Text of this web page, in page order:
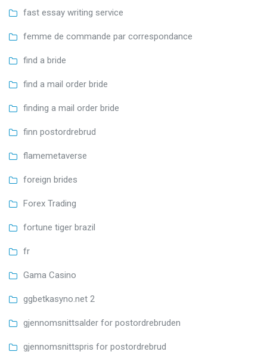
fast essay writing service
femme de commande par correspondance
find a bride
find a mail order bride
finding a mail order bride
finn postordrebrud
flamemetaverse
foreign brides
Forex Trading
fortune tiger brazil
fr
Gama Casino
ggbetkasyno.net 2
gjennomsnittsalder for postordrebruden
gjennomsnittspris for postordrebrud